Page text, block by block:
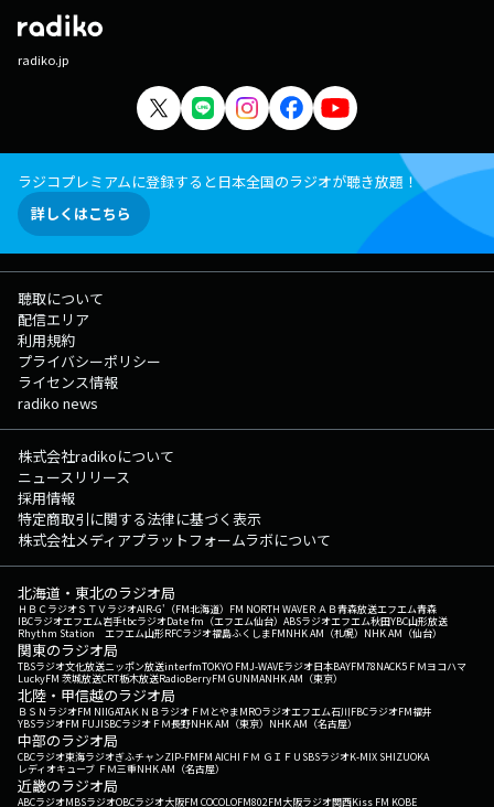
radiko.jp
ラジコプレミアムに登録すると日本全国のラジオが聴き放題！
詳しくはこちら
聴取について
配信エリア
利用規約
プライバシーポリシー
ライセンス情報
radiko news
株式会社radikoについて
ニュースリリース
採用情報
特定商取引に関する法律に基づく表示
株式会社メディアプラットフォームラボについて
北海道・東北のラジオ局
ＨＢＣラジオＳＴＶラジオAIR-G'（FM北海道） FM NORTH WAVEＲＡＢ青森放送エフエム青森
IBCラジオエフエム岩手tbcラジオDate fm（エフエム仙台） ABSラジオエフエム秋田YBC山形放送
Rhythm Station エフエム山形RFCラジオ福島ふくしまFMNHK AM（札幌） NHK AM（仙台）
関東のラジオ局
TBSラジオ文化放送ニッポン放送interfmTOKYO FMJ-WAVEラジオ日本BAYFM78NACK5 ＦＭヨコハマ
LuckyFM 茨城放送CRT栃木放送RadioBerryFM GUNMANHK AM（東京）
北陸・甲信越のラジオ局
ＢＳＮラジオFM NIIGATAＫＮＢラジオ ＦＭとやまMROラジオエフエム石川FBCラジオFM福井
YBSラジオFM FUJISBCラジオ ＦＭ長野NHK AM（東京） NHK AM（名古屋）
中部のラジオ局
CBCラジオ東海ラジオぎふチャンZIP-FMFM AICHI ＦＭ ＧＩＦＵ SBSラジオK-MIX SHIZUOKA
レディオキューブ ＦＭ三重NHK AM（名古屋）
近畿のラジオ局
ABCラジオMBSラジオOBCラジオ大阪FM COCOLOFM802FM大阪ラジオ関西Kiss FM KOBE